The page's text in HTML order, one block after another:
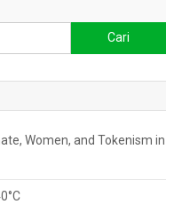
untuk:
Women, and Tokenism in